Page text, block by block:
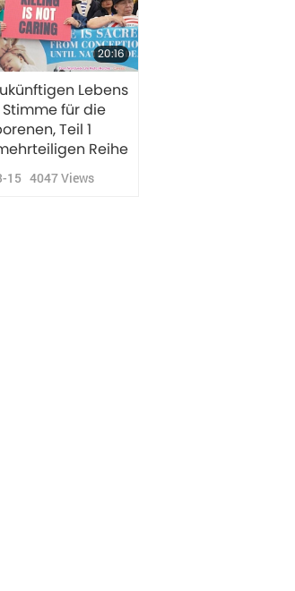
20:16
Lebens
für die
Teil 1
Reihe
15 4047Views